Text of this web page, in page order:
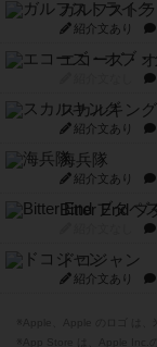
ガルフスト
紹介文あり
エコーズ・
スカルキング
紹介文あり
海兵隊
紹介文あり
Bitter End ブ
ドコジャン
紹介文あり